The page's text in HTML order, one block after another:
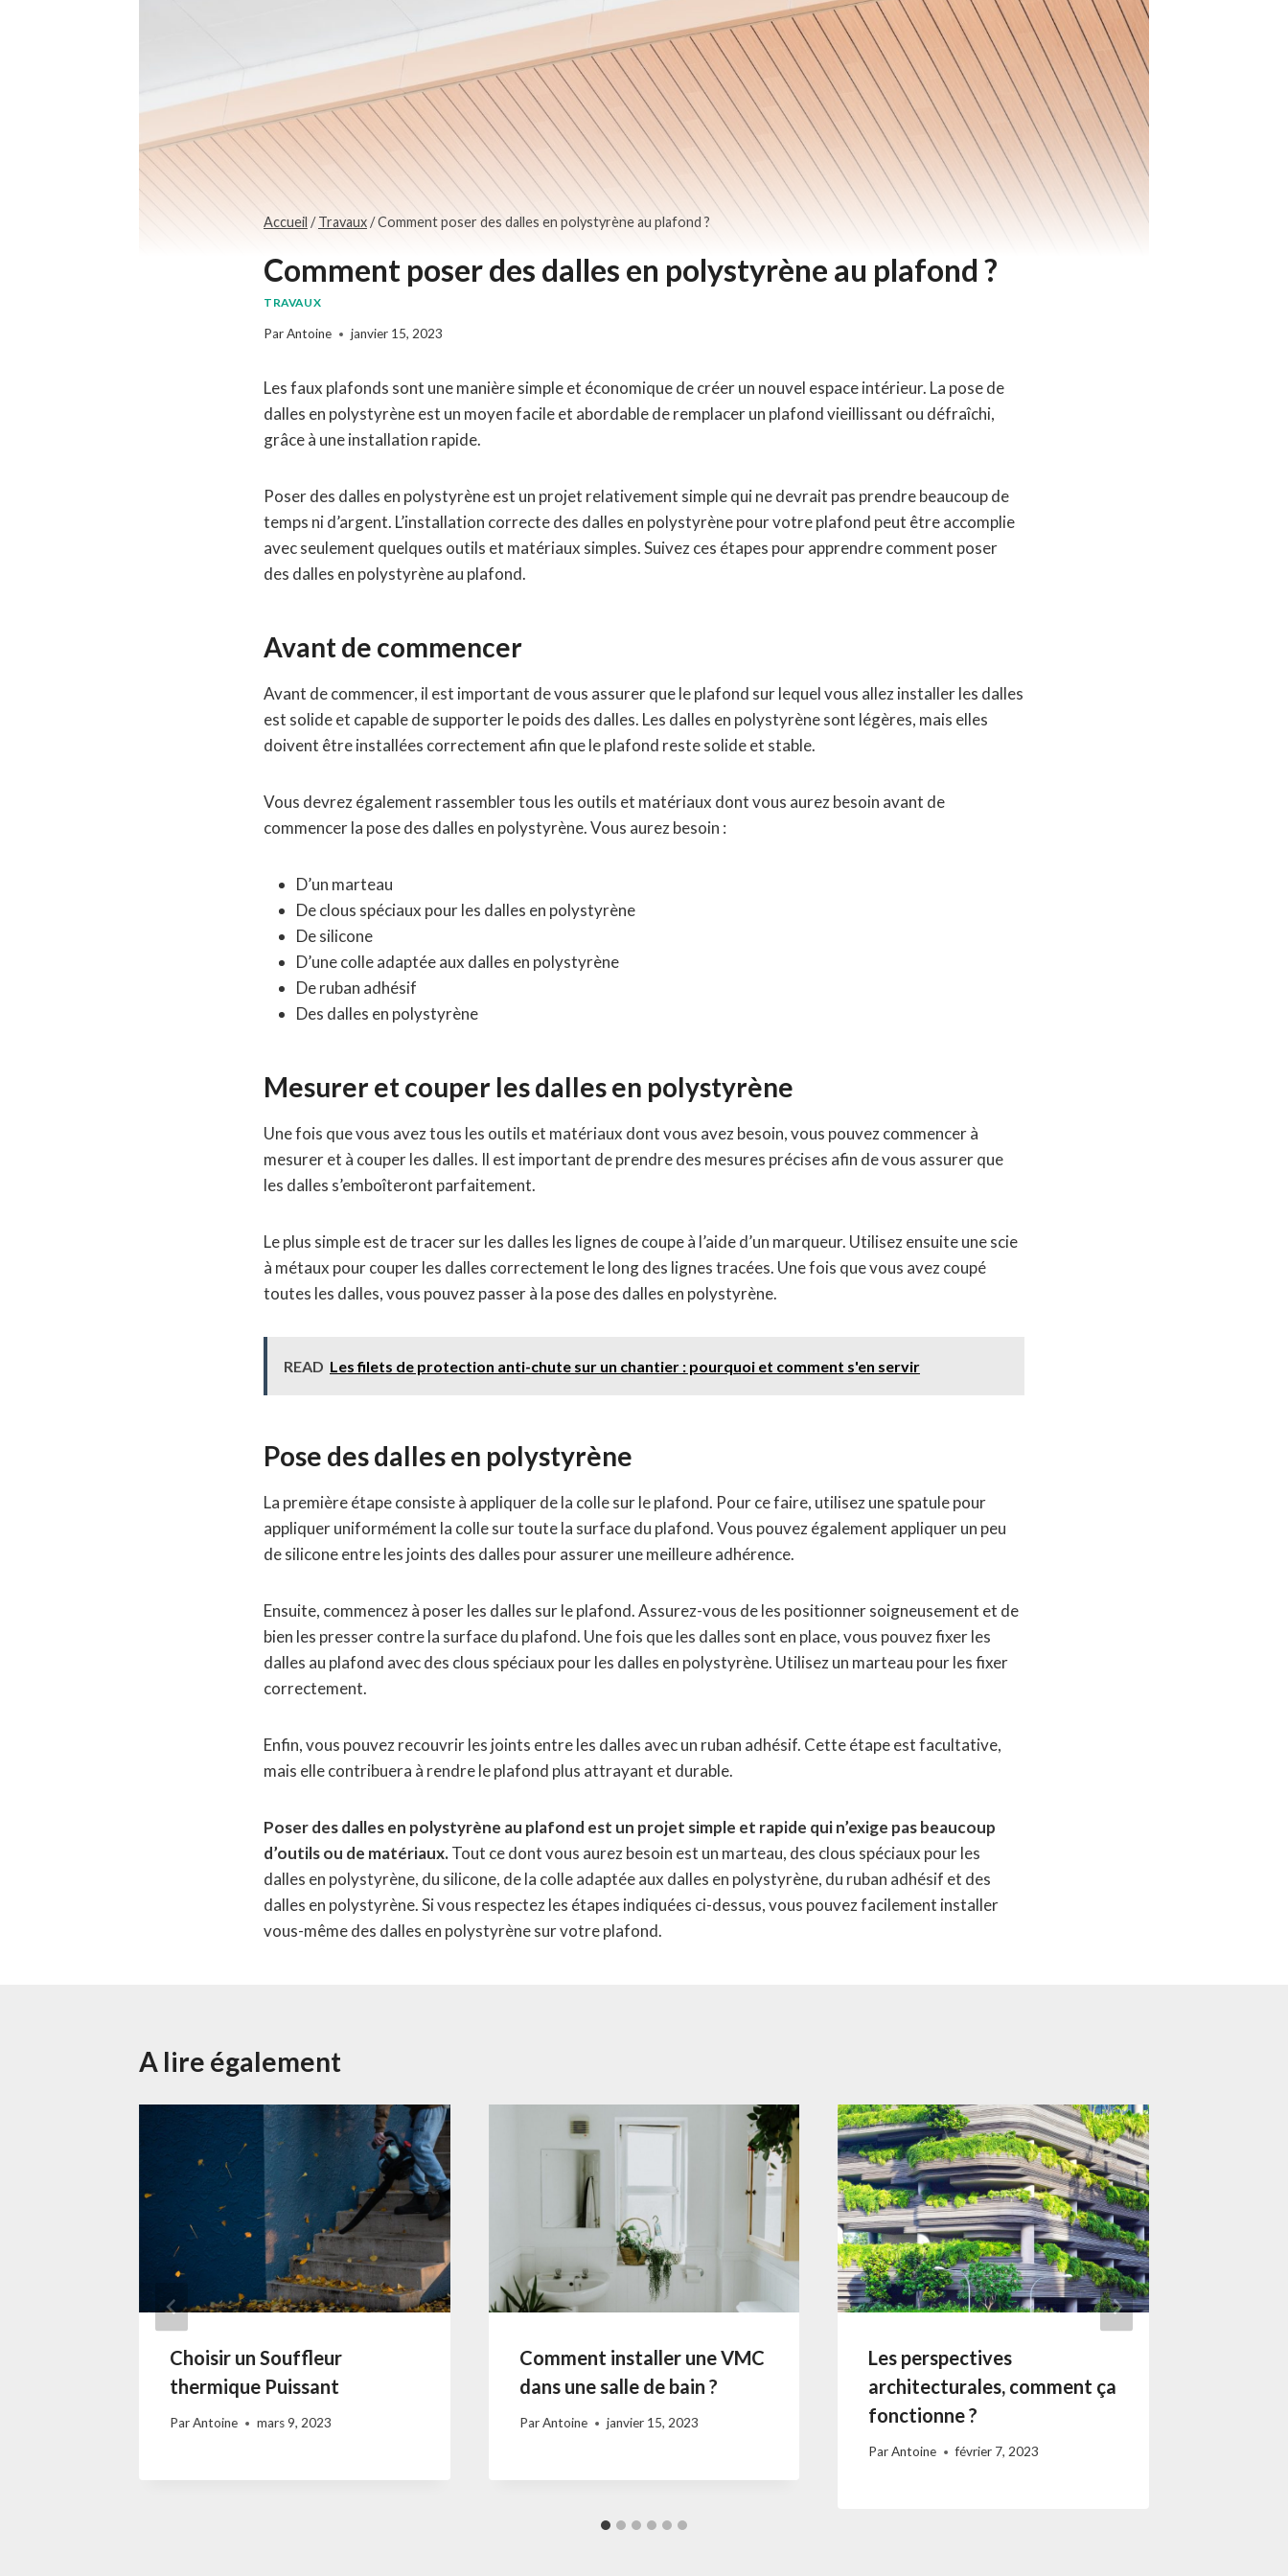
Accueil / Travaux/Comment poser des dalles en polystyrène au plafond ?
Comment poser des dalles en polystyrène au plafond ?
TRAVAUX
ParAntoine janvier 15, 2023
Les faux plafonds sont une manière simple et économique de créer un nouvel espace intérieur. La pose de
dalles en polystyrène est un moyen facile et abordable de remplacer un plafond vieillissant ou défraîchi,
grâce à une installation rapide.
Poser des dalles en polystyrène est un projet relativement simple qui ne devrait pas prendre beaucoup de
temps ni d’argent. L’installation correcte des dalles en polystyrène pour votre plafond peut être accomplie
avec seulement quelques outils et matériaux simples. Suivez ces étapes pour apprendre comment poser
des dalles en polystyrène au plafond.
Avant de commencer
Avant de commencer, il est important de vous assurer que le plafond sur lequel vous allez installer les dalles
est solide et capable de supporter le poids des dalles. Les dalles en polystyrène sont légères, mais elles
doivent être installées correctement afin que le plafond reste solide et stable.
Vous devrez également rassembler tous les outils et matériaux dont vous aurez besoin avant de
commencer la pose des dalles en polystyrène. Vous aurez besoin :
D’un marteau
De clous spéciaux pour les dalles en polystyrène
De silicone
D’une colle adaptée aux dalles en polystyrène
De ruban adhésif
Des dalles en polystyrène
Mesurer et couper les dalles en polystyrène
Une fois que vous avez tous les outils et matériaux dont vous avez besoin, vous pouvez commencer à
mesurer et à couper les dalles. Il est important de prendre des mesures précises afin de vous assurer que
les dalles s’emboîteront parfaitement.
Le plus simple est de tracer sur les dalles les lignes de coupe à l’aide d’un marqueur. Utilisez ensuite une scie
à métaux pour couper les dalles correctement le long des lignes tracées. Une fois que vous avez coupé
toutes les dalles, vous pouvez passer à la pose des dalles en polystyrène.
READ Les filets de protection anti-chute sur un chantier : pourquoi et comment s'en servir
Pose des dalles en polystyrène
La première étape consiste à appliquer de la colle sur le plafond. Pour ce faire, utilisez une spatule pour
appliquer uniformément la colle sur toute la surface du plafond. Vous pouvez également appliquer un peu
de silicone entre les joints des dalles pour assurer une meilleure adhérence.
Ensuite, commencez à poser les dalles sur le plafond. Assurez-vous de les positionner soigneusement et de
bien les presser contre la surface du plafond. Une fois que les dalles sont en place, vous pouvez fixer les
dalles au plafond avec des clous spéciaux pour les dalles en polystyrène. Utilisez un marteau pour les fixer
correctement.
Enfin, vous pouvez recouvrir les joints entre les dalles avec un ruban adhésif. Cette étape est facultative,
mais elle contribuera à rendre le plafond plus attrayant et durable.
Poser des dalles en polystyrène au plafond est un projet simple et rapide qui n’exige pas beaucoup
d’outils ou de matériaux.Tout ce dont vous aurez besoin est un marteau, des clous spéciaux pour les
dalles en polystyrène, du silicone, de la colle adaptée aux dalles en polystyrène, du ruban adhésif et des
dalles en polystyrène. Si vous respectez les étapes indiquées ci-dessus, vous pouvez facilement installer
vous-même des dalles en polystyrène sur votre plafond.
A lire également
Choisir un Souffleur
thermique Puissant
ParAntoine mars 9, 2023
Comment installer une VMC
dans une salle de bain ?
Par Antoine janvier 15, 2023
Les perspectives
architecturales, comment ça
fonctionne ?
Par Antoine février 7, 2023